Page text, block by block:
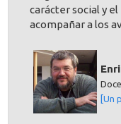
carácter social y
acompañar a los
[Un